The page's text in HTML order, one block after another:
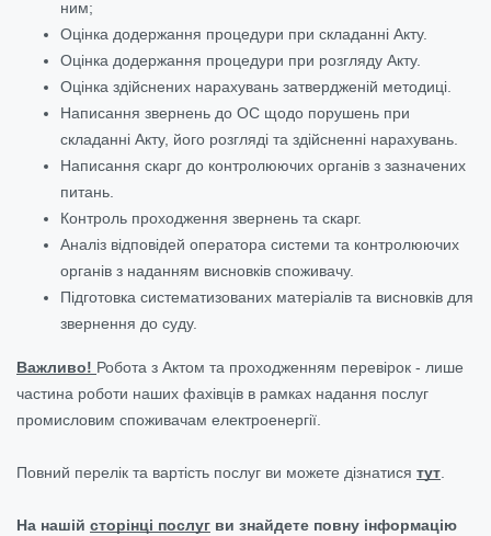
ним;
Оцінка додержання процедури при складанні Акту.
Оцінка додержання процедури при розгляду Акту.
Оцінка здійснених нарахувань затвердженій методиці.
Написання звернень до ОС щодо порушень при
складанні Акту, його розгляді та здійсненні нарахувань.
Написання скарг до контролюючих органів з зазначених
питань.
Контроль проходження звернень та скарг.
Аналіз відповідей оператора системи та контролюючих
органів з наданням висновків споживачу.
Підготовка систематизованих матеріалів та висновків для
звернення до суду.
Важливо! Робота з Актом та проходженням перевірок - лише
частина роботи наших фахівців в рамках надання послуг
промисловим споживачам електроенергії.
Повний перелік та вартість послуг ви можете дізнатися тут
На нашій сторінці послуг ви знайдете повну інформацію